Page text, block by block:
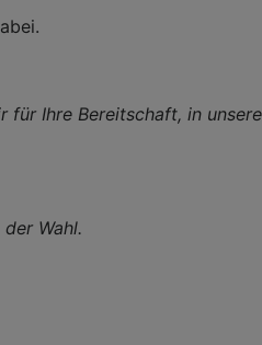
Ihre Bereitschaft, in
Wahl.